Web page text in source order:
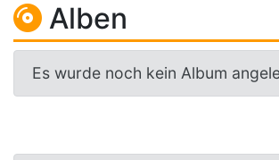
Alben
Es wurde noch kein Album